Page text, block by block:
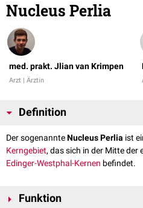
Nucleus Perlia
med. prakt. Jlian van Krimpen
Arzt | Ärztin
Definition
Der sogenannteNucleus Perlia ist
Kerngebiet, das sich in der Mitte
Edinger-Westphal-Kernen befindet.
Funktion